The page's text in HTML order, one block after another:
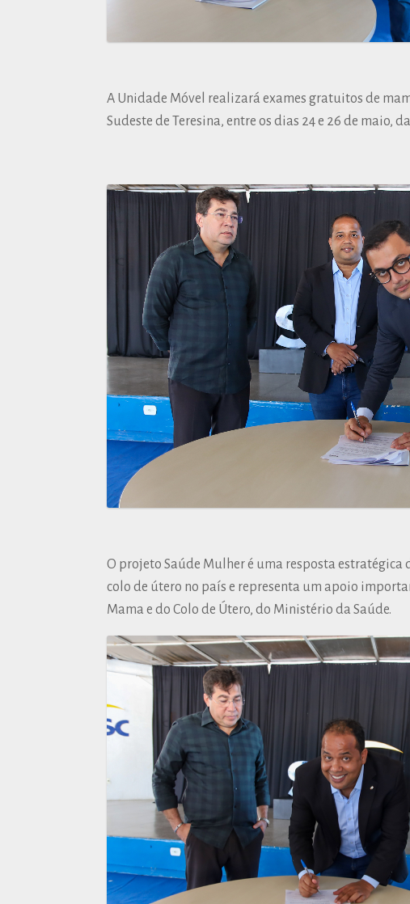
A Unidade Móvel realizará exames gratuitos de
Sudeste de Teresina, entre os dias 24 e 26 de maio,
O projeto Saúde Mulher é uma resposta estratégica
colo de útero no país e representa um apoio
Mama e do Colo de Útero, do Ministério da Saúde.